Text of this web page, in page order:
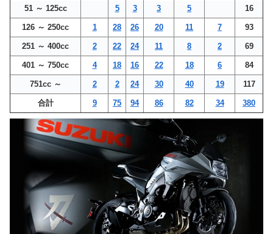
51 ～ 125cc 5 3 3 5 16
126 ～ 250cc 1 28 26 20 11 7 93
251 ～ 400cc 2 22 24 11 8 2 69
401 ～ 750cc 4 18 16 22 18 6 84
751cc ～ 2 2 24 30 40 19 117
合計 9 75 94 86 82 34 380